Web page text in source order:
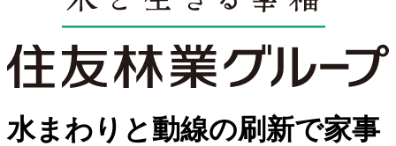
水まわりと動線の刷新で家事